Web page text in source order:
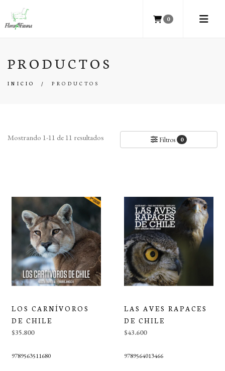
0
PRODUCTOS
INICIO /PRODUCTOS
Mostrando 1-11 de 11 resultados Filtros 0
LOS CARNÍVOROS
DE CHILE
$35.800
9789563511680
LAS AVES RAPACES
DE CHILE
$43.600
9789564013466